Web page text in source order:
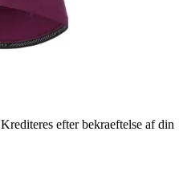
Krediteres efter bekraeftelse af din